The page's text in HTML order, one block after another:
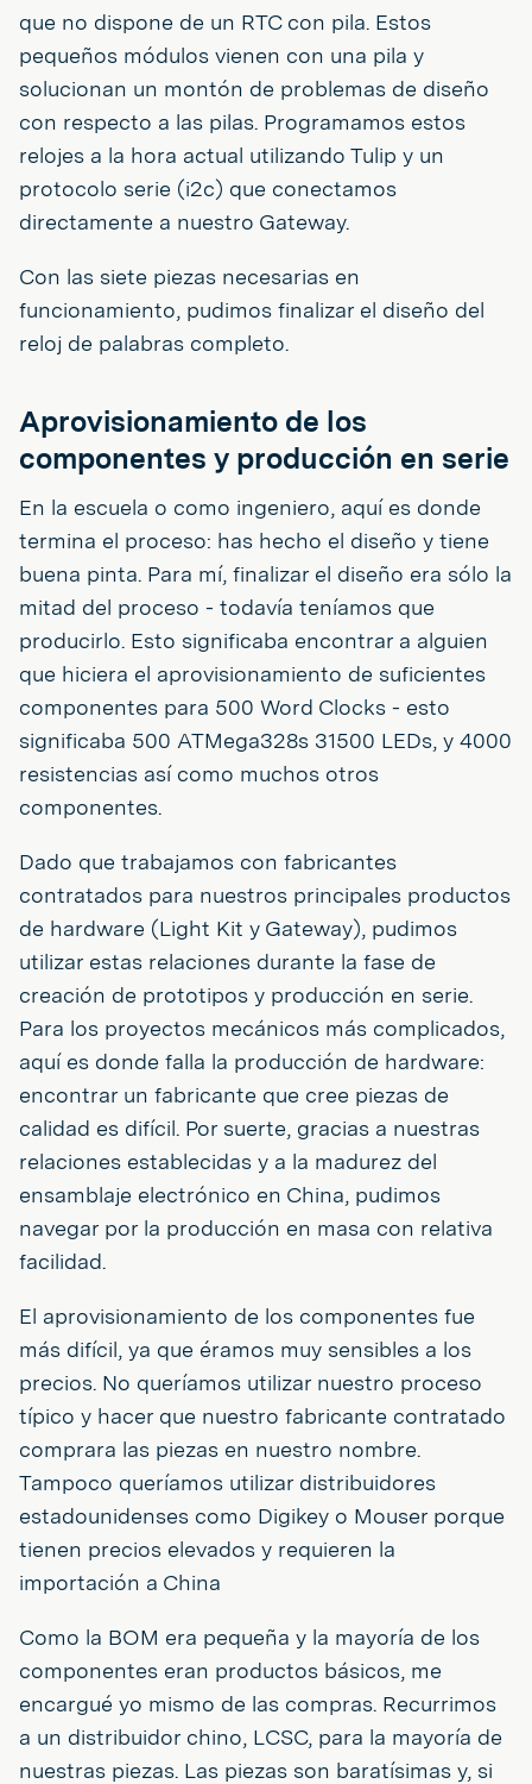
que no dispone de un RTC con pila. Estos
pequeños módulos vienen con una pila y
solucionan un montón de problemas de diseño
con respecto a las pilas. Programamos estos
relojes a la hora actual utilizando Tulip y un
protocolo serie (i2c) que conectamos
directamente a nuestro Gateway.
Con las siete piezas necesarias en
funcionamiento, pudimos finalizar el diseño del
reloj de palabras completo.
Aprovisionamiento de los
componentes y producción en serie
En la escuela o como ingeniero, aquí es donde
termina el proceso: has hecho el diseño y tiene
buena pinta. Para mí, finalizar el diseño era sólo la
mitad del proceso - todavía teníamos que
producirlo. Esto significaba encontrar a alguien
que hiciera el aprovisionamiento de suficientes
componentes para 500 Word Clocks - esto
significaba 500 ATMega328s 31500 LEDs, y 4000
resistencias así como muchos otros
componentes.
Dado que trabajamos con fabricantes
contratados para nuestros principales productos
de hardware (Light Kit y Gateway), pudimos
utilizar estas relaciones durante la fase de
creación de prototipos y producción en serie.
Para los proyectos mecánicos más complicados,
aquí es donde falla la producción de hardware:
encontrar un fabricante que cree piezas de
calidad es difícil. Por suerte, gracias a nuestras
relaciones establecidas y a la madurez del
ensamblaje electrónico en China, pudimos
navegar por la producción en masa con relativa
facilidad.
El aprovisionamiento de los componentes fue
más difícil, ya que éramos muy sensibles a los
precios. No queríamos utilizar nuestro proceso
típico y hacer que nuestro fabricante contratado
comprara las piezas en nuestro nombre.
Tampoco queríamos utilizar distribuidores
estadounidenses como Digikey o Mouser porque
tienen precios elevados y requieren la
importación a China
Como la BOM era pequeña y la mayoría de los
componentes eran productos básicos, me
encargué yo mismo de las compras. Recurrimos
a un distribuidor chino, LCSC, para la mayoría de
nuestras piezas. Las piezas son baratísimas y, si